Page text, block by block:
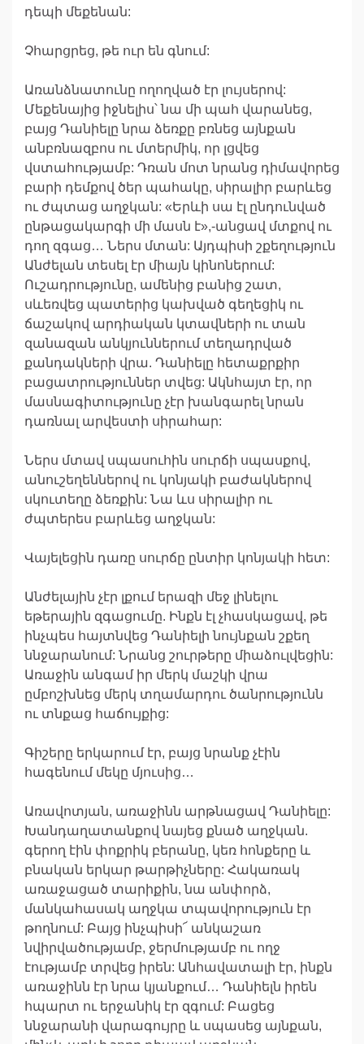
դեպի մեքենան:
Չհարցրեց, թե ուր են գնում:
Առանձնատունը ողողված էր լույսերով:
Մեքենայից իջնելիս՝ նա մի պահ վարանեց,
բայց Դանիելը նրա ձեռքը բռնեց այնքան
անբռնազբոս ու մտերմիկ, որ լցվեց
վստահությամբ: Դռան մոտ նրանց դիմավորեց
բարի դեմքով ծեր պահակը, սիրալիր բարևեց
ու ժպտաց աղջկան: «Երևի սա էլ ընդունված
ընթացակարգի մի մասն է»,-անցավ մտքով ու
դող զգաց… Ներս մտան: Այդպիսի շքեղություն
Անժելան տեսել էր միայն կինոներում:
Ուշադրությունը, ամենից բանից շատ,
սևեռվեց պատերից կախված գեղեցիկ ու
ճաշակով արդիական կտավների ու տան
զանազան անկյուններում տեղադրված
քանդակների վրա. Դանիելը հետաքրքիր
բացատրություններ տվեց: Ակնհայտ էր, որ
մասնագիտությունը չէր խանգարել նրան
դառնալ արվեստի սիրահար:
Ներս մտավ սպասուհին սուրճի սպասքով,
անուշեղեններով ու կոնյակի բաժակներով
սկուտեղը ձեռքին: Նա ևս սիրալիր ու
ժպտերես բարևեց աղջկան:
Վայելեցին դառը սուրճը ընտիր կոնյակի հետ:
Անժելային չէր լքում երազի մեջ լինելու
եթերային զգացումը. Ինքն էլ չհասկացավ, թե
ինչպես հայտնվեց Դանիելի նույնքան շքեղ
ննջարանում: Նրանց շուրթերը միաձուլվեցին:
Առաջին անգամ իր մերկ մաշկի վրա
ըմբոշխնեց մերկ տղամարդու ծանրությունն
ու տնքաց հաճույքից:
Գիշերը երկարում էր, բայց նրանք չէին
հագենում մեկը մյուսից…
Առավոտյան, առաջինն արթնացավ Դանիելը:
Խանդաղատանքով նայեց քնած աղջկան.
գերող էին փոքրիկ բերանը, կեռ հոնքերը և
բնական երկար թարթիչները: Հակառակ
առաջացած տարիքին, նա անփորձ,
մանկահասակ աղջկա տպավորություն էր
թողնում: Բայց ինչպիսի՜ անկաշառ
նվիրվածությամբ, ջերմությամբ ու ողջ
էությամբ տրվեց իրեն: Անհավատալի էր, ինքն
առաջինն էր նրա կյանքում… Դանիելն իրեն
հպարտ ու երջանիկ էր զգում: Բացեց
ննջարանի վարագույրը և սպասեց այնքան,